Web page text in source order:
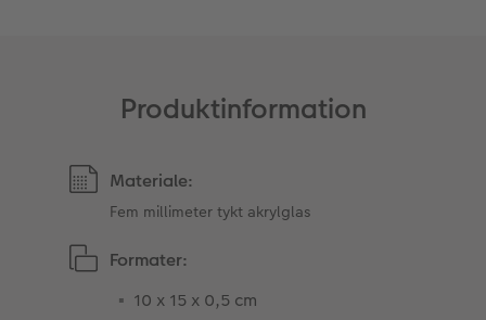
Produktinformation
Materiale:
Fem millimeter tykt akrylglas
Formater:
10 x 15 x 0,5 cm